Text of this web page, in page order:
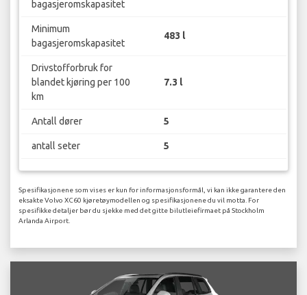
bagasjeromskapasitet
Minimum
bagasjeromskapasitet
483 l
Drivstofforbruk for
blandet kjøring per 100
km
7.3 l
Antall dører 5
antall seter 5
Spesifikasjonene som vises er kun for informasjonsformål, vi kan ikke garantere den
eksakte Volvo XC60 kjøretøymodellen og spesifikasjonene du vil motta. For
spesifikke detaljer bør du sjekke med det gitte bilutleiefirmaet på Stockholm
Arlanda Airport.